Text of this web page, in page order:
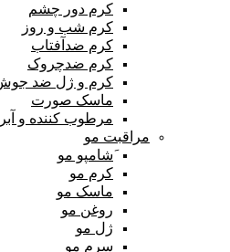
کرم دور چشم
کرم شب و روز
کرم ضدآفتاب
کرم ضدچروک
کرم و ژل ضد
ماسک صورت
مرطوب کننده و
مراقبت مو
َشامپو مو
کرم مو
ماسک مو
روغن مو
ژل مو
سرم مو